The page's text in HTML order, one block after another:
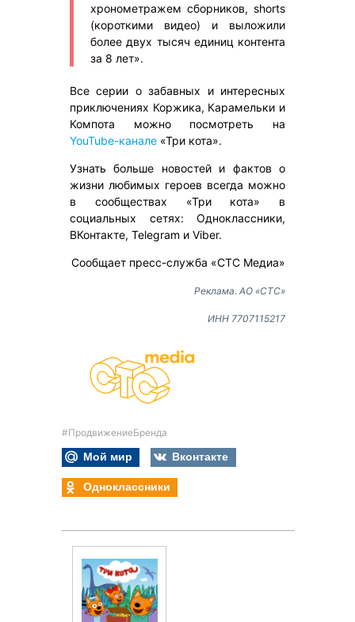
хронометражем сборников, shorts
(короткими видео) и выложили
более двух тысяч единиц контента
за 8 лет».
Все серии о забавных и интересных
приключениях Коржика, Карамельки и
Компота можно посмотреть на
YouTube-канале «Три кота».
Узнать больше новостей и фактов о
жизни любимых героев всегда можно
в сообществах «Три кота» в
социальных сетях: Одноклассники,
ВКонтакте, Telegram и Viber.
Сообщает пресс-служба «СТС Медиа»
Реклама. АО «СТС»
ИНН 7707115217
#ПродвижениеБренда
Мой мир
Вконтакте
Одноклассники